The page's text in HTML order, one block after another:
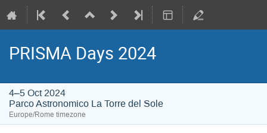
PRISMA Days 2024
4–5 Oct 2024
Parco Astronomico La Torre del Sole
Europe/Rome timezone